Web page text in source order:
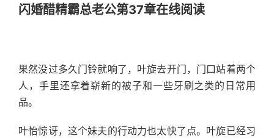
闪婚醋精霸总老公第37章在线阅读
果然没过多久门铃就响了，叶旋去开门，门口站着两个
人，手里还拿着崭新的被子和一些牙刷之类的日常用
品。
叶怡惊讶，这个妹夫的行动力也太快了点。叶旋已经习